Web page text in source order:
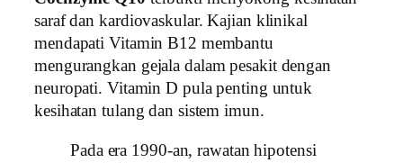
saraf dan kardiovaskular. Kajian klinikal
mendapati Vitamin B12 membantu
mengurangkan gejala dalam pesakit dengan
neuropati. Vitamin D pula penting untuk
kesihatan tulang dan sistem imun.
Pada era 1990‑an, rawatan hipotensi